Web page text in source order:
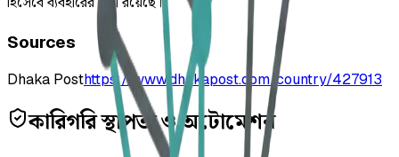
Sources
Dhaka Posthttps://www.dhakapost.com/country/427913
কারিগরি স্থাপত্য ও অটোমেশন